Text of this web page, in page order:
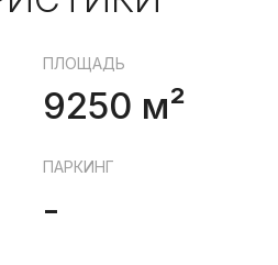
ПЛОЩАДЬ
9250 м²
ПАРКИНГ
-